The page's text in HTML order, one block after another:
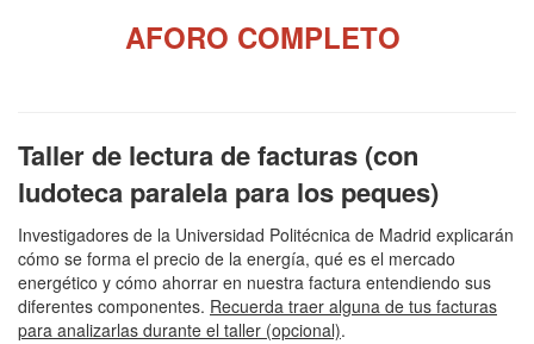
AFORO COMPLETO
Taller de lectura de facturas (con
ludoteca paralela para los peques)
Investigadores de la Universidad Politécnica de Madrid explicarán
cómo se forma el precio de la energía, qué es el mercado
energético y cómo ahorrar en nuestra factura entendiendo sus
diferentes componentes. Recuerda traer alguna de tus facturas
para analizarlas durante el taller (opcional).